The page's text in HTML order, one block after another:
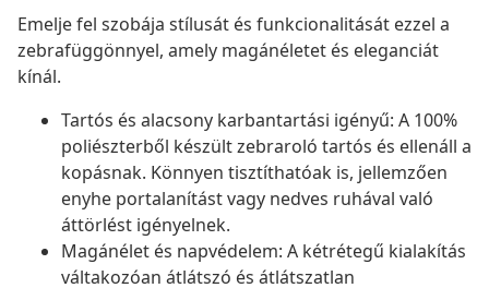
Emelje fel szobája stílusát és funkcionalitását ezzel a
zebrafüggönnyel, amely magánéletet és eleganciát
kínál.
Tartós és alacsony karbantartási igényű: A 100%
poliészterből készült zebraroló tartós és ellenáll a
kopásnak. Könnyen tisztíthatóak is, jellemzően
enyhe portalanítást vagy nedves ruhával való
áttörlést igényelnek.
Magánélet és napvédelem: A kétrétegű kialakítás
váltakozóan átlátszó és átlátszatlan